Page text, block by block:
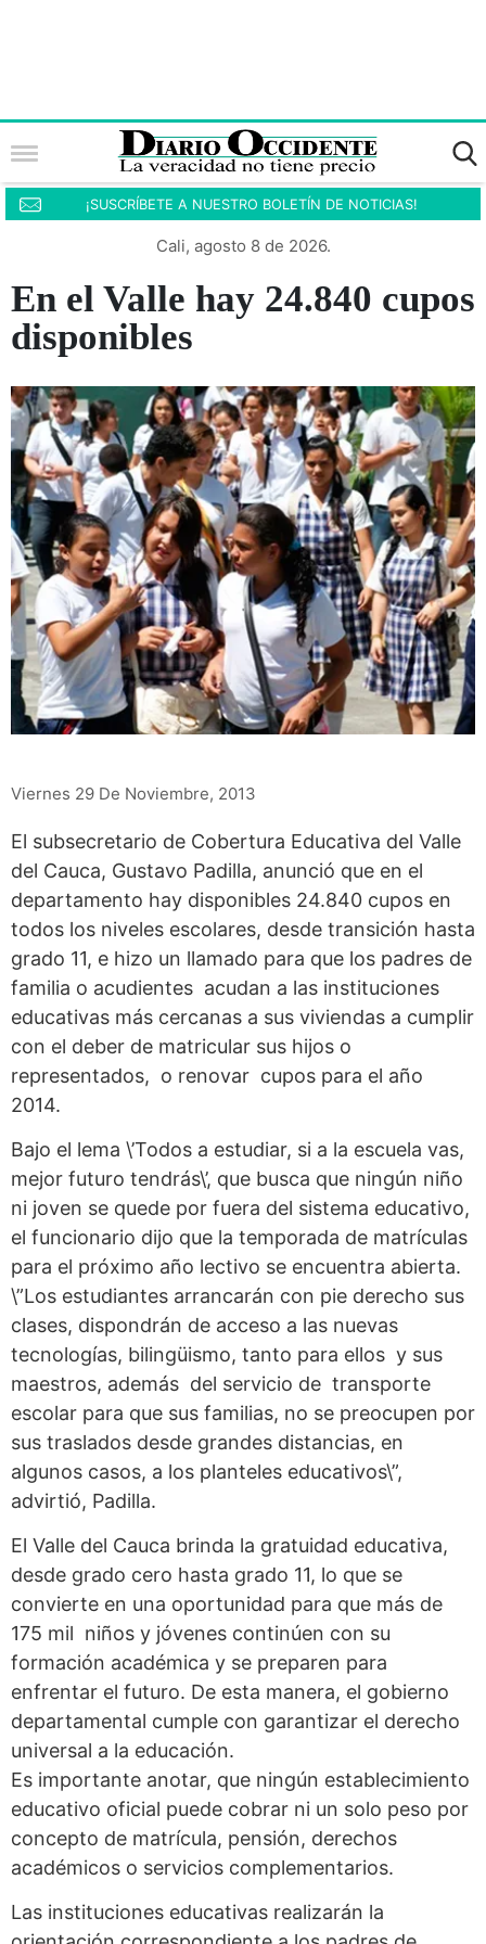
¡SUSCRÍBETE A NUESTRO BOLETÍN DE NOTICIAS!
Cali, agosto 8 de 2026.
En el Valle hay 24.840 cupos
disponibles
Viernes 29 De Noviembre, 2013
El subsecretario de Cobertura Educativa del Valle
del Cauca, Gustavo Padilla, anunció que en el
departamento hay disponibles 24.840 cupos en
todos los niveles escolares, desde transición hasta
grado 11, e hizo un llamado para que los padres de
familia o acudientes acudan a las instituciones
educativas más cercanas a sus viviendas a cumplir
con el deber de matricular sus hijos o
representados, o renovar cupos para el año
2014.
Bajo el lema \’Todos a estudiar, si a la escuela vas,
mejor futuro tendrás\’, que busca que ningún niño
ni joven se quede por fuera del sistema educativo,
el funcionario dijo que la temporada de matrículas
para el próximo año lectivo se encuentra abierta.
\”Los estudiantes arrancarán con pie derecho sus
clases, dispondrán de acceso a las nuevas
tecnologías, bilingüismo, tanto para ellos y sus
maestros, además del servicio de transporte
escolar para que sus familias, no se preocupen por
sus traslados desde grandes distancias, en
algunos casos, a los planteles educativos\”,
advirtió, Padilla.
El Valle del Cauca brinda la gratuidad educativa,
desde grado cero hasta grado 11, lo que se
convierte en una oportunidad para que más de
175 mil niños y jóvenes continúen con su
formación académica y se preparen para
enfrentar el futuro. De esta manera, el gobierno
departamental cumple con garantizar el derecho
universal a la educación.
Es importante anotar, que ningún establecimiento
educativo oficial puede cobrar ni un solo peso por
concepto de matrícula, pensión, derechos
académicos o servicios complementarios.
Las instituciones educativas realizarán la